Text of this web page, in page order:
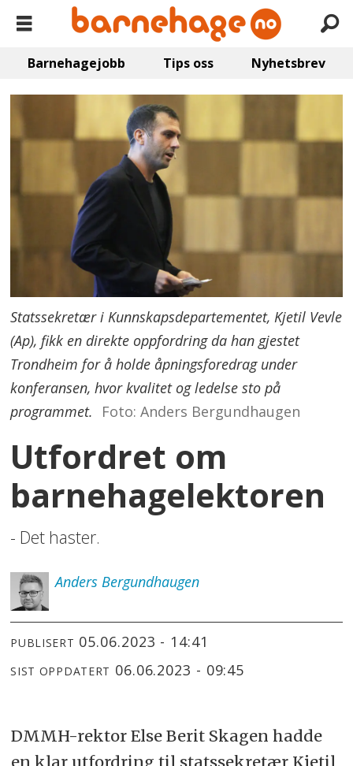
Barnehagejobb Tips oss Nyhetsbrev
Statssekretær i Kunnskapsdepartementet, Kjetil Vevle
(Ap), fikk en direkte oppfordring da han gjestet
Trondheim for å holde åpningsforedrag under
konferansen, hvor kvalitet og ledelse sto på
programmet.
Foto: Anders Bergundhaugen
Utfordret om
barnehagelektoren
- Det haster.
Anders Bergundhaugen
PUBLISERT 05.06.2023 - 14:41
SIST OPPDATERT 06.06.2023 - 09:45
DMMH-rektor Else Berit Skagen hadde
en klar utfordring til statssekretær Kjetil